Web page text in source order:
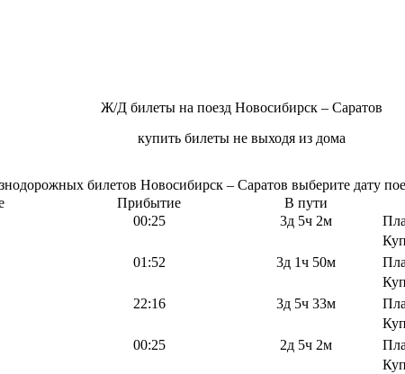
Ж/Д билеты на поезд Новосибирск – Саратов
купить билеты не выходя из дома
билетов Новосибирск – Саратов выберите дату
Прибытие В пути
00:25 3д 5ч 2м
01:52 3д 1ч 50м
22:16 3д 5ч 33м
00:25 2д 5ч 2м